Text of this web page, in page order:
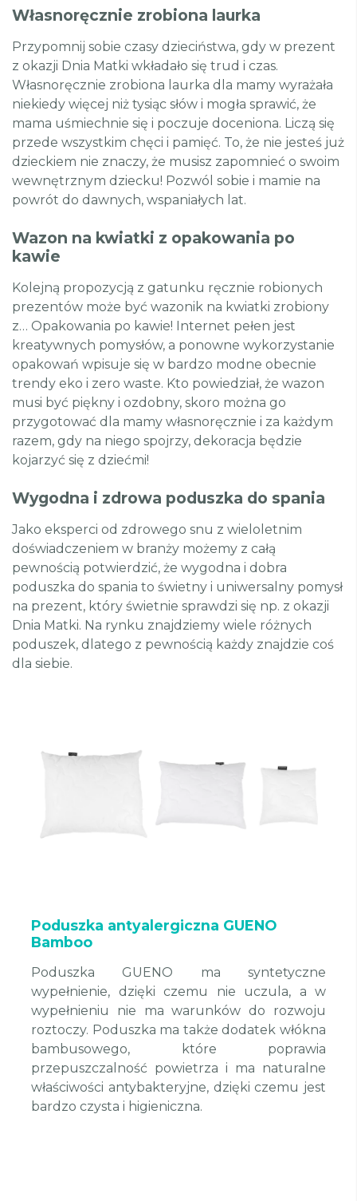
Własnoręcznie zrobiona laurka
Przypomnij sobie czasy dzieciństwa, gdy w prezent
z okazji Dnia Matki wkładało się trud i czas.
Własnoręcznie zrobiona laurka dla mamy wyrażała
niekiedy więcej niż tysiąc słów i mogła sprawić, że
mama uśmiechnie się i poczuje doceniona. Liczą się
przede wszystkim chęci i pamięć. To, że nie jesteś już
dzieckiem nie znaczy, że musisz zapomnieć o swoim
wewnętrznym dziecku! Pozwól sobie i mamie na
powrót do dawnych, wspaniałych lat.
Wazon na kwiatki z opakowania po
kawie
Kolejną propozycją z gatunku ręcznie robionych
prezentów może być wazonik na kwiatki zrobiony
z… Opakowania po kawie! Internet pełen jest
kreatywnych pomysłów, a ponowne wykorzystanie
opakowań wpisuje się w bardzo modne obecnie
trendy eko i zero waste. Kto powiedział, że wazon
musi być piękny i ozdobny, skoro można go
przygotować dla mamy własnoręcznie i za każdym
razem, gdy na niego spojrzy, dekoracja będzie
kojarzyć się z dziećmi!
Wygodna i zdrowa poduszka do spania
Jako eksperci od zdrowego snu z wieloletnim
doświadczeniem w branży możemy z całą
pewnością potwierdzić, że wygodna i dobra
poduszka do spania to świetny i uniwersalny pomysł
na prezent, który świetnie sprawdzi się np. z okazji
Dnia Matki. Na rynku znajdziemy wiele różnych
poduszek, dlatego z pewnością każdy znajdzie coś
dla siebie.
Poduszka antyalergiczna GUENO
Bamboo
Poduszka GUENO ma syntetyczne
wypełnienie, dzięki czemu nie uczula, a w
wypełnieniu nie ma warunków do rozwoju
roztoczy. Poduszka ma także dodatek włókna
bambusowego, które poprawia
przepuszczalność powietrza i ma naturalne
właściwości antybakteryjne, dzięki czemu jest
bardzo czysta i higieniczna.